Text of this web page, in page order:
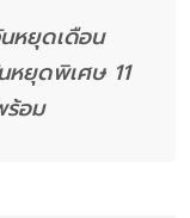
หยุดเดือน
ยุดพิเศษ 11
ร้อม